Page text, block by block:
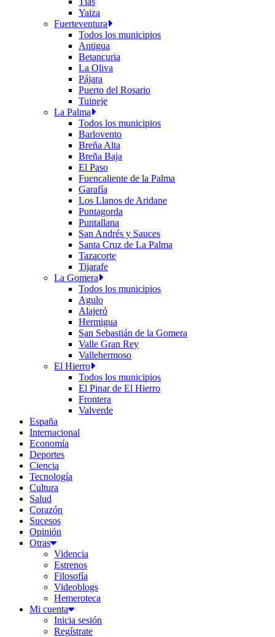
Yaiza
Fuerteventura
Todos los municipios
Antigua
Betancuria
La Oliva
Pájara
Puerto del Rosario
Tuineje
La Palma
Todos los municipios
Barlovento
Breña Alta
Breña Baja
El Paso
Fuencaliente de la Palma
Garafía
Los Llanos de Aridane
Puntagorda
Puntallana
San Andrés y Sauces
Santa Cruz de La Palma
Tazacorte
Tijarafe
La Gomera
Todos los municipios
Agulo
Alajeró
Hermigua
San Sebastián de la Gomera
Valle Gran Rey
Vallehermoso
El Hierro
Todos los municipios
El Pinar de El Hierro
Frontera
Valverde
España
Internacional
Economía
Deportes
Ciencia
Tecnología
Cultura
Salud
Corazón
Sucesos
Opinión
Otras
Videncia
Estrenos
Filosofía
Videoblogs
Hemeroteca
Mi cuenta
Inicia sesión
Regístrate